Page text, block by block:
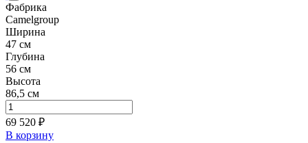
Фабрика
Camelgroup
Ширина
47 см
Глубина
56 см
Высота
86,5 см
69 520 ₽
В корзину